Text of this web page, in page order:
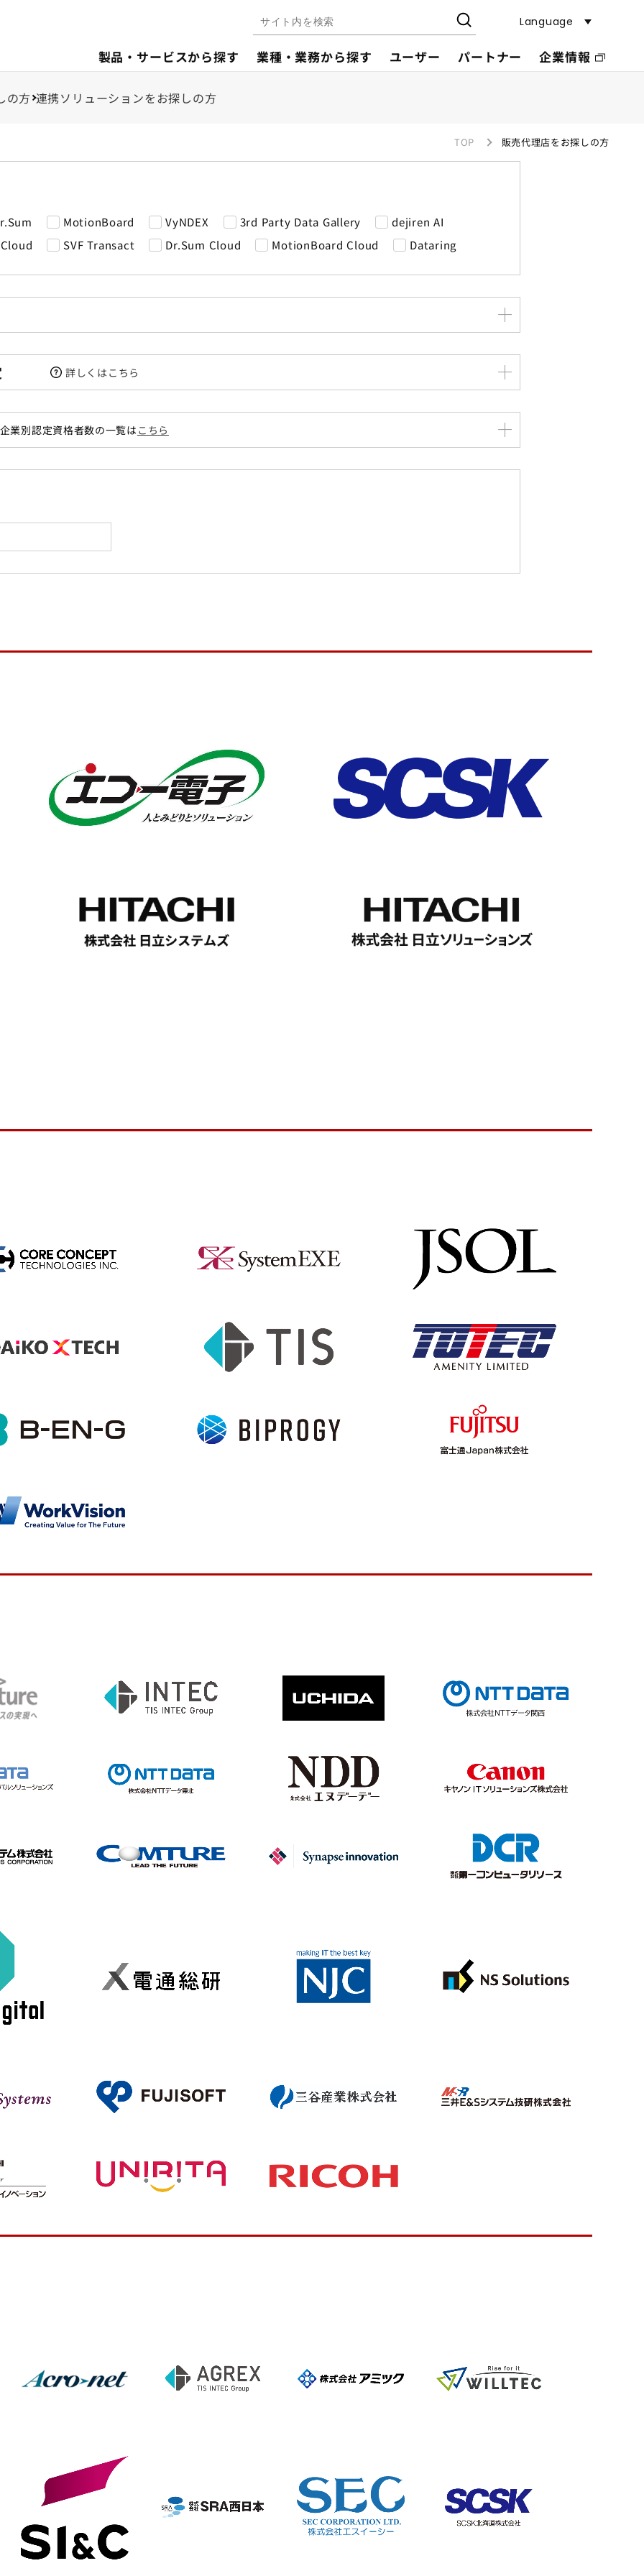
製品・サービスから探す 業種・業務から探す ユーザー パートナー 企業情報
Language
の方 連携ソリューションをお探しの方
TOP 販売代理店をお探しの方
MotionBoard VyNDEX 3rd Party Data Gallery
dejiren AI
SVF Transact Dr.Sum Cloud MotionBoard Cloud Dataring
詳しくはこちら
業別認定資格者数の一覧はこちら